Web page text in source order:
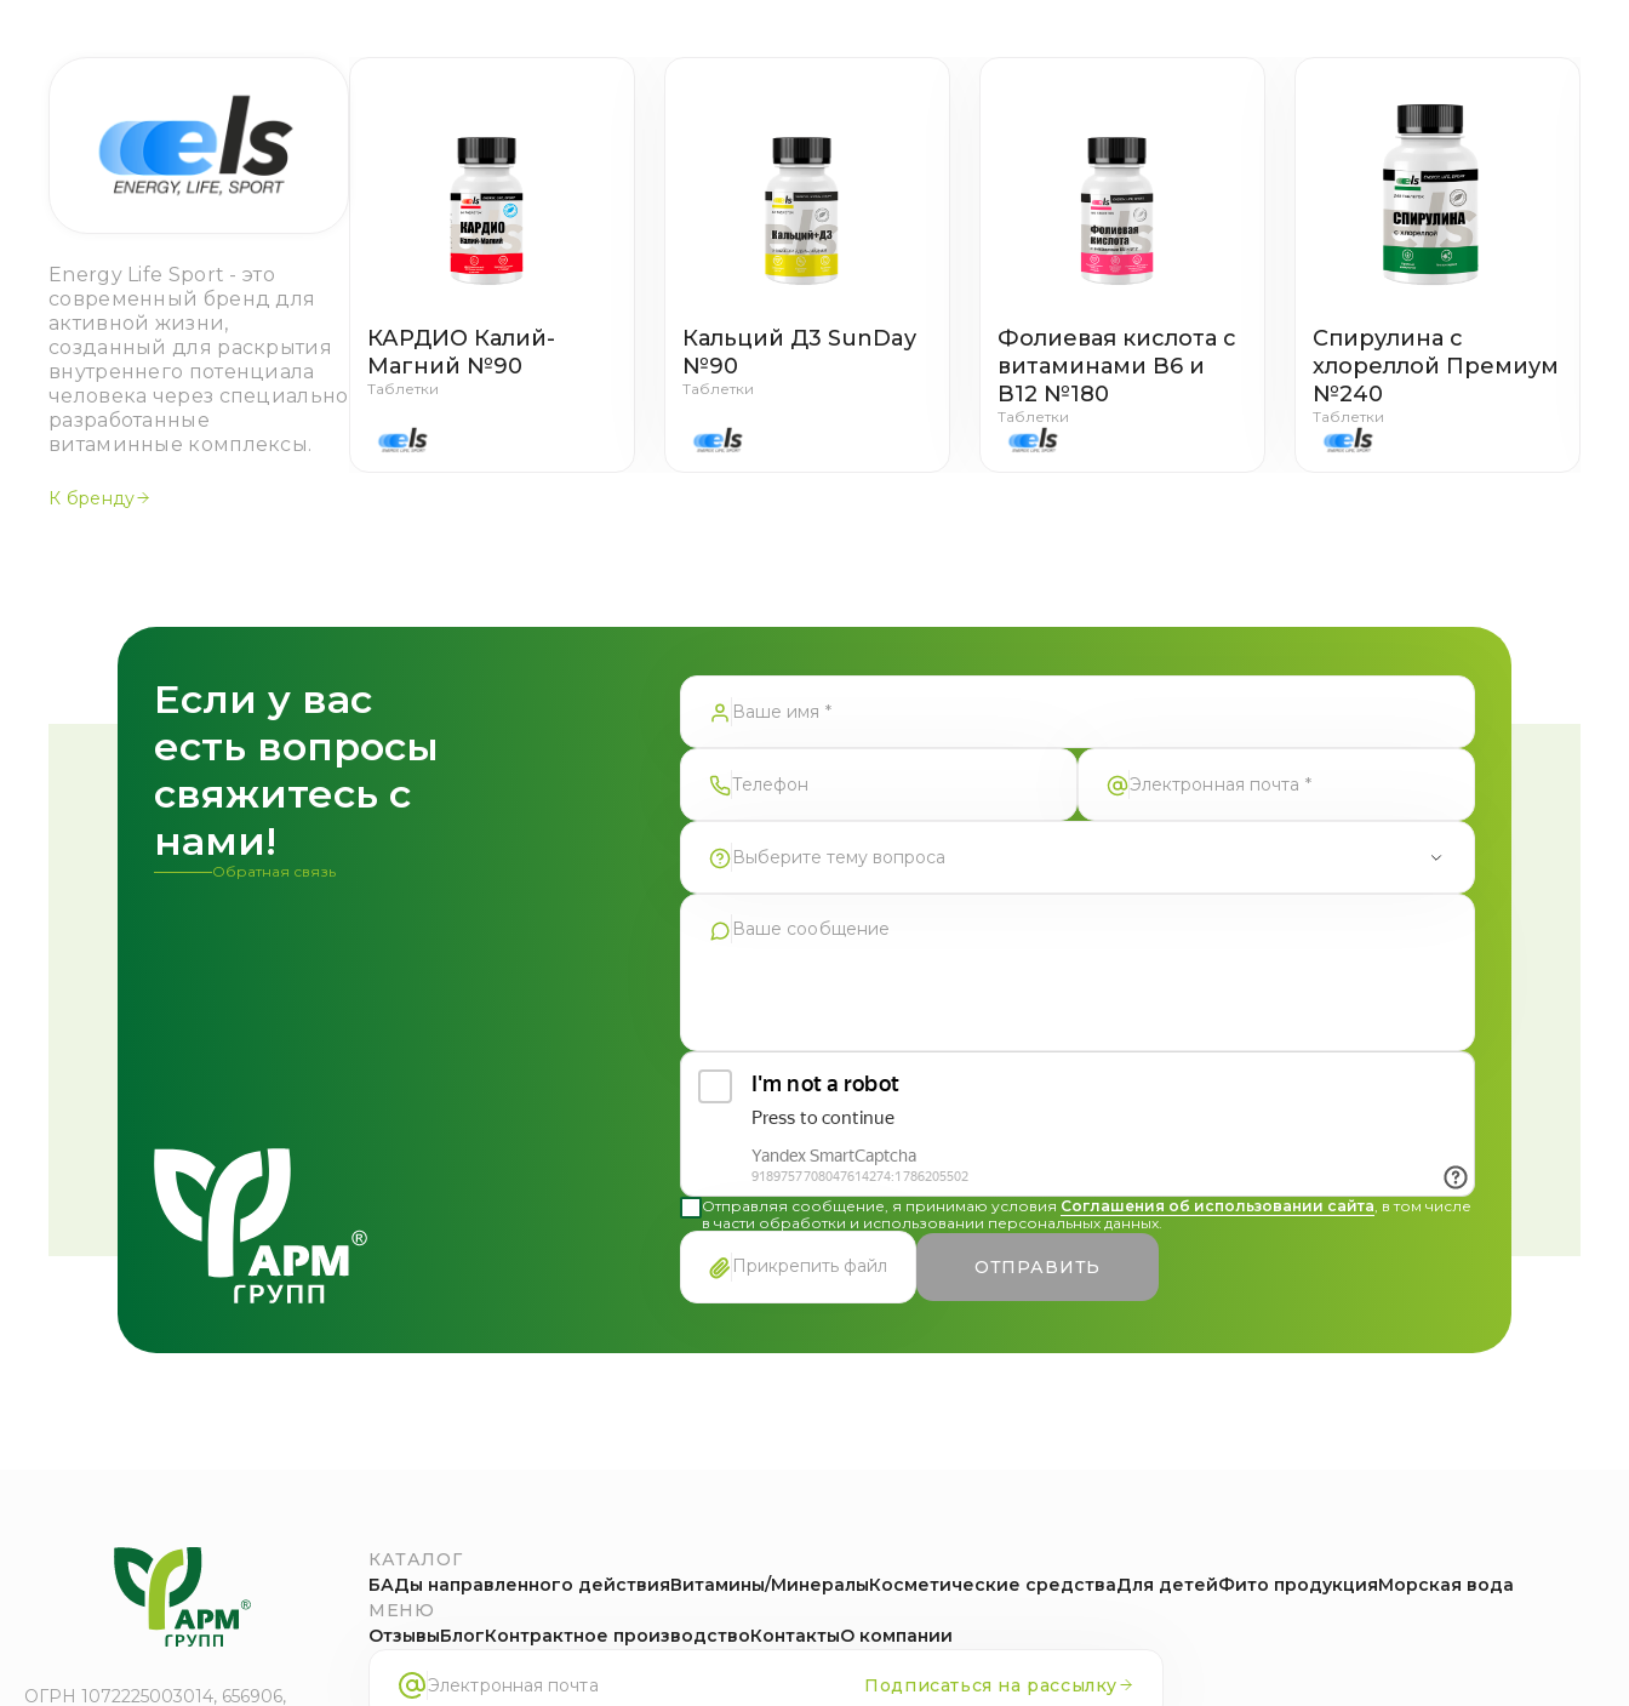
Energy Life Sport - это
современный бренд для
активной жизни,
созданный для раскрытия
внутреннего потенциала
человека через специально
разработанные
витаминные комплексы.
К бренду
КАРДИО Калий-
Магний №90
Таблетки
Кальций Д3 SunDay
№90
Таблетки
Фолиевая кислота с
витаминами В6 и
В12 №180
Таблетки
Спирулина с
хлореллой Премиум
№240
Таблетки
Если у вас
есть вопросы
свяжитесь с
нами!
Обратная связь
Выберите тему вопроса
Продукция Фармгрупп
Производство под СТМ
Отправляя сообщение, я принимаю условия Соглашения об использовании сайта, в том числе
в части обработки и использовании персональных данных.
Прикрепить файл ОТПРАВИТЬ
Спасибо!
Форма успешно отправлена
ОГРН 1072225003014, 656906,
КАТАЛОГ
БАДы направленного действияВитамины/МинералыКосметические средстваДля детейФито продукцияМорская вода
МЕНЮ
ОтзывыБлогКонтрактное производствоКонтактыО компании
Подписаться на рассылку